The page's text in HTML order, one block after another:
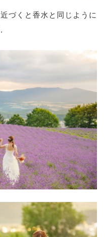
づくと香水と同じように